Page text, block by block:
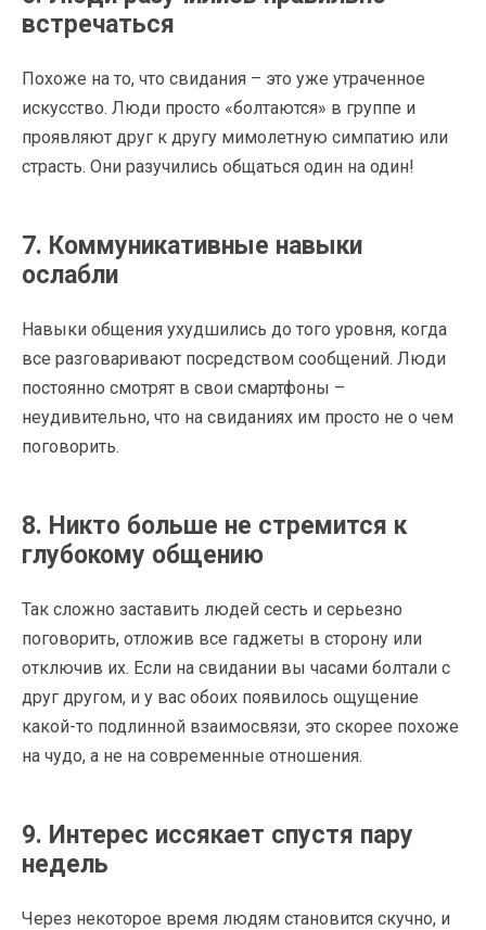
встречаться
Похоже на то, что свидания – это уже утраченное
искусство. Люди просто «болтаются» в группе и
проявляют друг к другу мимолетную симпатию или
страсть. Они разучились общаться один на один!
7. Коммуникативные навыки
ослабли
Навыки общения ухудшились до того уровня, когда
все разговаривают посредством сообщений. Люди
постоянно смотрят в свои смартфоны –
неудивительно, что на свиданиях им просто не о чем
поговорить.
8. Никто больше не стремится к
глубокому общению
Так сложно заставить людей сесть и серьезно
поговорить, отложив все гаджеты в сторону или
отключив их. Если на свидании вы часами болтали с
друг другом, и у вас обоих появилось ощущение
какой-то подлинной взаимосвязи, это скорее похоже
на чудо, а не на современные отношения.
9. Интерес иссякает спустя пару
недель
Через некоторое время людям становится скучно, и